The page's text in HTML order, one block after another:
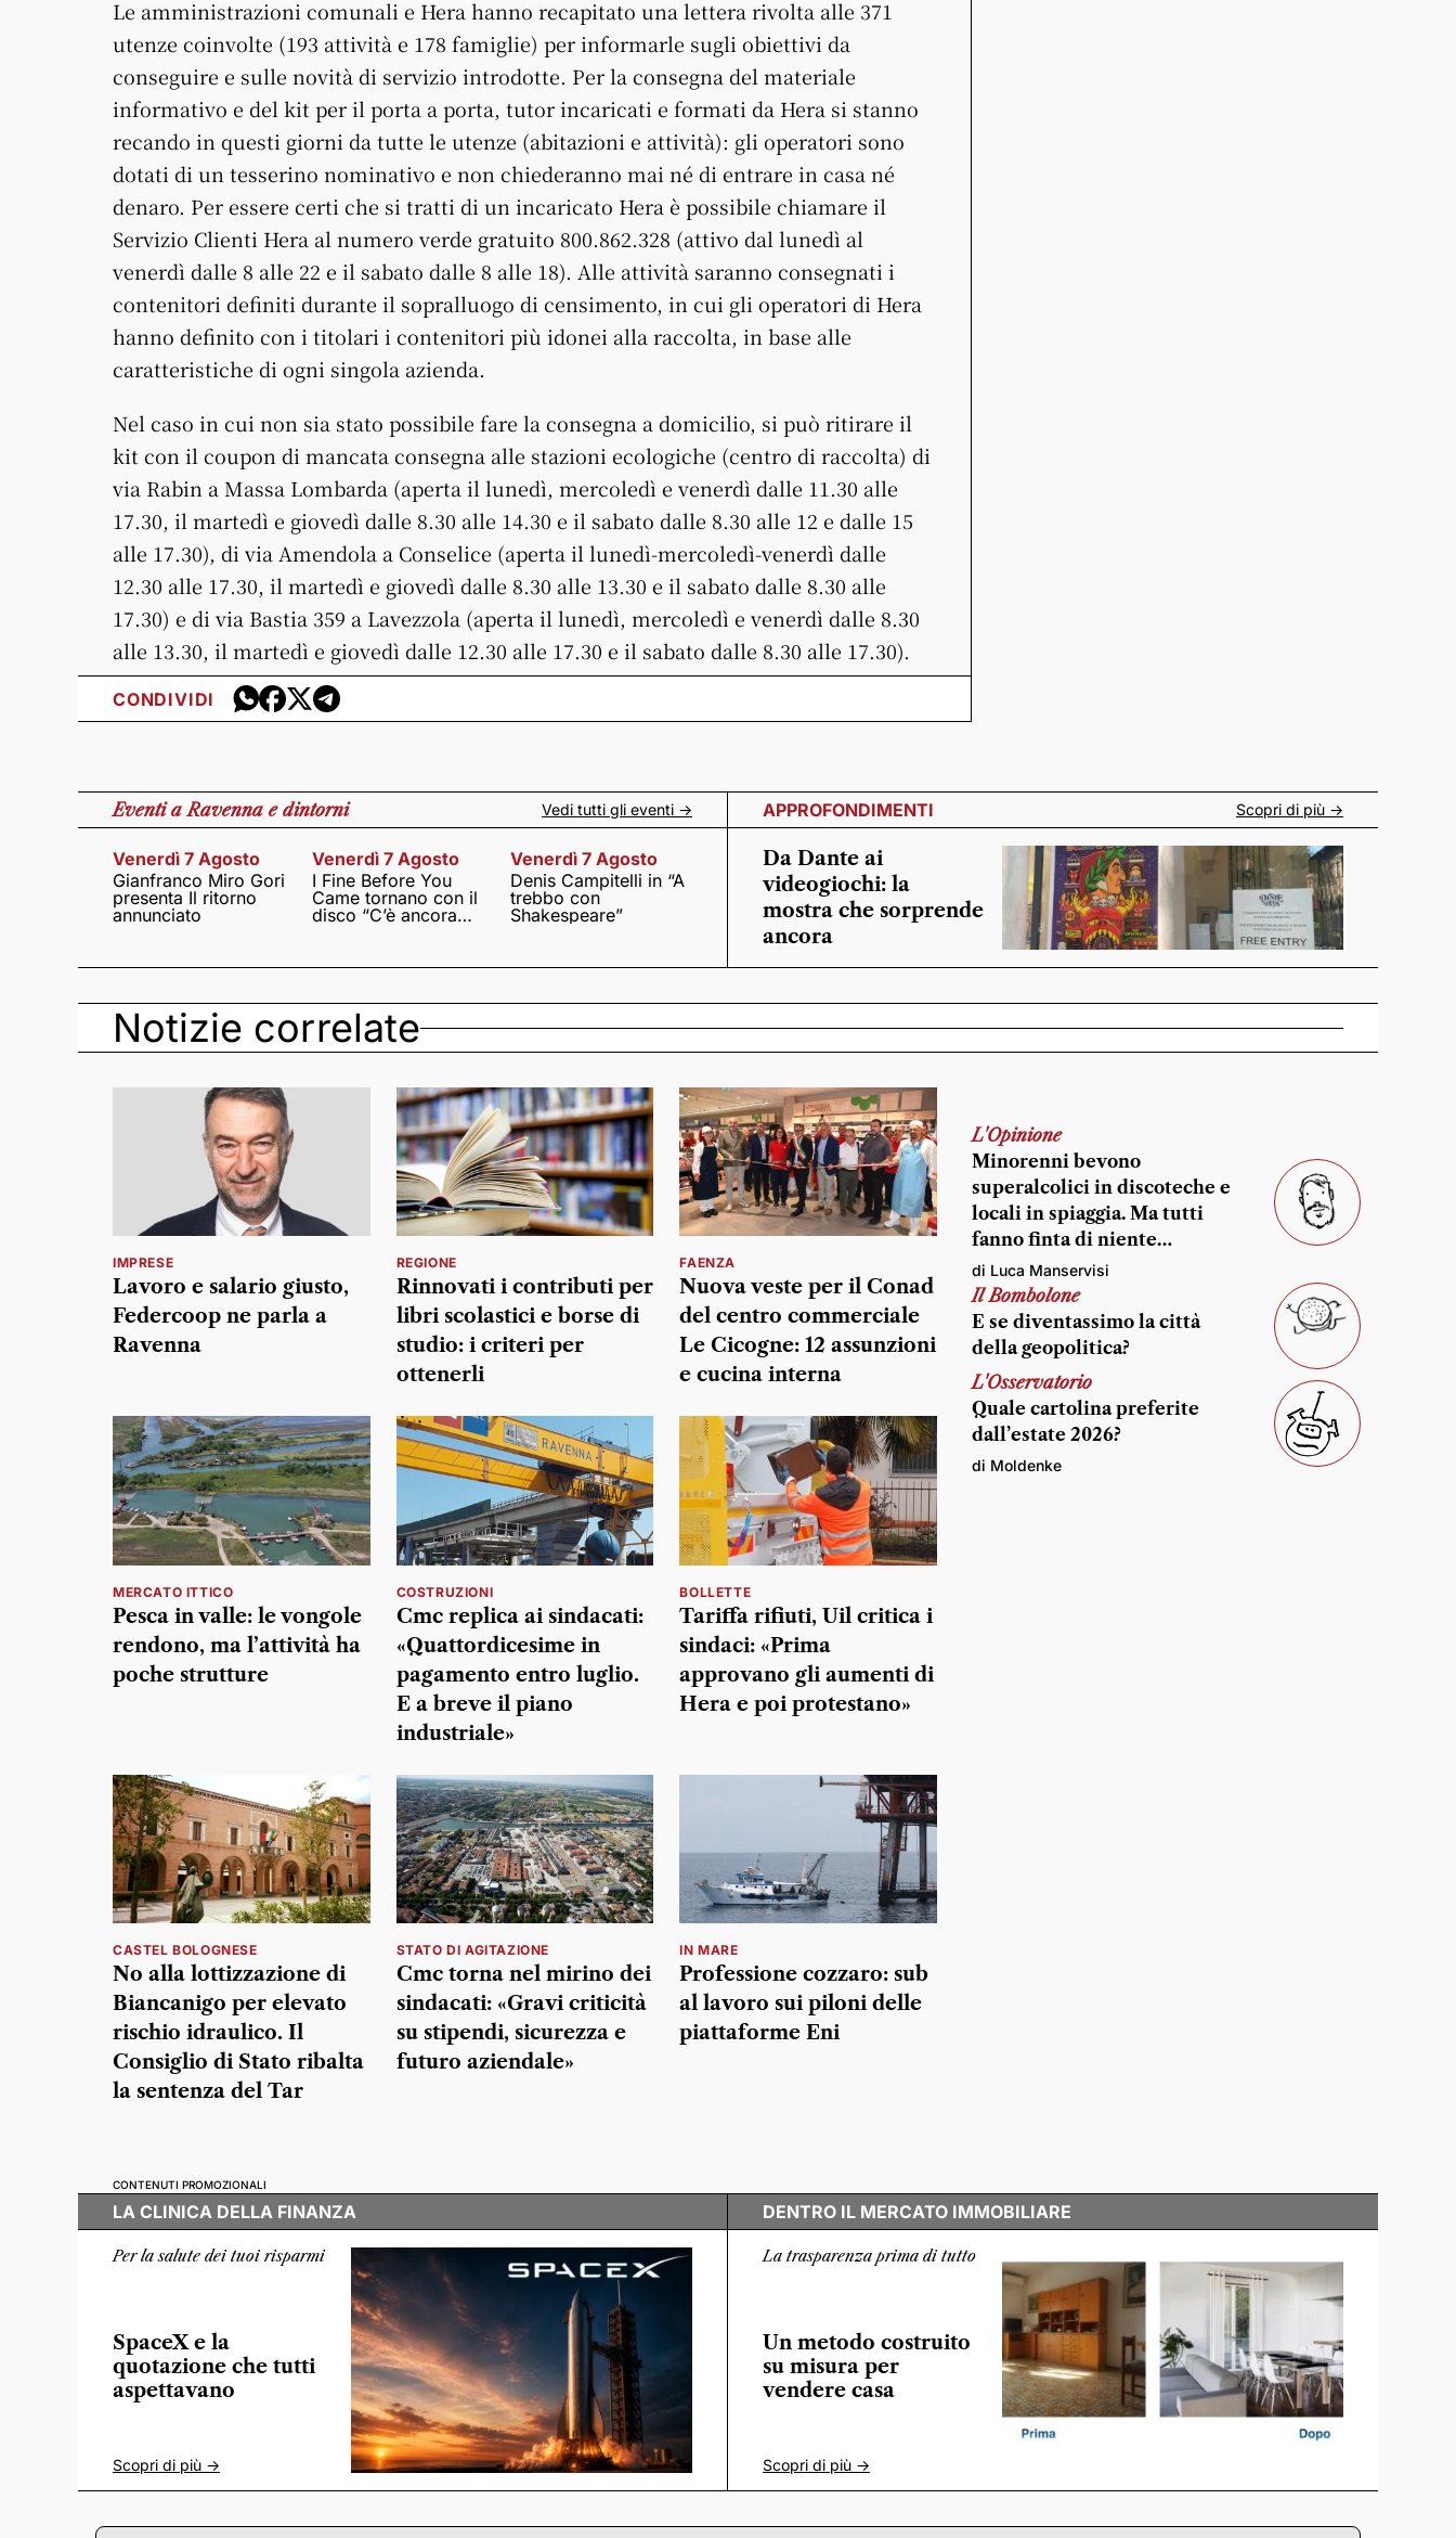
Le amministrazioni comunali e Hera hanno recapitato una lettera rivolta alle 371
utenze coinvolte (193 attività e 178 famiglie) per informarle sugli obiettivi da
conseguire e sulle novità di servizio introdotte. Per la consegna del materiale
informativo e del kit per il porta a porta, tutor incaricati e formati da Hera si stanno
recando in questi giorni da tutte le utenze (abitazioni e attività): gli operatori sono
dotati di un tesserino nominativo e non chiederanno mai né di entrare in casa né
denaro. Per essere certi che si tratti di un incaricato Hera è possibile chiamare il
Servizio Clienti Hera al numero verde gratuito 800.862.328 (attivo dal lunedì al
venerdì dalle 8 alle 22 e il sabato dalle 8 alle 18). Alle attività saranno consegnati i
contenitori definiti durante il sopralluogo di censimento, in cui gli operatori di Hera
hanno definito con i titolari i contenitori più idonei alla raccolta, in base alle
caratteristiche di ogni singola azienda.
Nel caso in cui non sia stato possibile fare la consegna a domicilio, si può ritirare il
kit con il coupon di mancata consegna alle stazioni ecologiche (centro di raccolta) di
via Rabin a Massa Lombarda (aperta il lunedì, mercoledì e venerdì dalle 11.30 alle
17.30, il martedì e giovedì dalle 8.30 alle 14.30 e il sabato dalle 8.30 alle 12 e dalle 15
alle 17.30), di via Amendola a Conselice (aperta il lunedì-mercoledì-venerdì dalle
12.30 alle 17.30, il martedì e giovedì dalle 8.30 alle 13.30 e il sabato dalle 8.30 alle
17.30) e di via Bastia 359 a Lavezzola (aperta il lunedì, mercoledì e venerdì dalle 8.30
alle 13.30, il martedì e giovedì dalle 12.30 alle 17.30 e il sabato dalle 8.30 alle 17.30).
CONDIVIDI
Eventia Ravenna e dintorni Vedi tutti gli eventi ->
Venerdì 7 Agosto
Gianfranco Miro Gori
presenta Il ritorno
annunciato
Venerdì 7 Agosto
I Fine Before You
Came tornano con il
disco “C’è ancora
Venerdì 7 Agosto
Denis Campitelli in “A
trebbo con
Shakespeare”
APPROFONDIMENTI Scopri di più ->
Da Dante ai
videogiochi: la
mostra che sorprende
ancora
Notizie correlate
IMPRESE
Lavoro e salario giusto,
Federcoop ne parla a
Ravenna
REGIONE
Rinnovati i contributi per
libri scolastici e borse di
studio: i criteri per
ottenerli
FAENZA
Nuova veste per il Conad
del centro commerciale
Le Cicogne: 12 assunzioni
e cucina interna
MERCATO ITTICO
Pesca in valle: le vongole
rendono, ma l’attività ha
poche strutture
COSTRUZIONI
Cmc replica ai sindacati:
«Quattordicesime in
pagamento entro luglio.
E a breve il piano
industriale»
BOLLETTE
Tariffa rifiuti, Uil critica i
sindaci: «Prima
approvano gli aumenti di
Hera e poi protestano»
CASTEL BOLOGNESE
No alla lottizzazione di
Biancanigo per elevato
rischio idraulico. Il
Consiglio di Stato ribalta
la sentenza del Tar
STATO DI AGITAZIONE
Cmc torna nel mirino dei
sindacati: «Gravi criticità
su stipendi, sicurezza e
futuro aziendale»
IN MARE
Professione cozzaro: sub
al lavoro sui piloni delle
piattaforme Eni
L'Opinione
Minorenni bevono
superalcolici in discoteche e
locali in spiaggia. Ma tutti
fanno finta di niente…
di Luca Manservisi
Il Bombolone
E se diventassimo la città
della geopolitica?
L'Osservatorio
Quale cartolina preferite
dall’estate 2026?
di Moldenke
CONTENUTI PROMOZIONALI
LA CLINICA DELLA FINANZA
Per la salute dei tuoi risparmi
SpaceX e la
quotazione che tutti
aspettavano
Scopri di più ->
DENTRO IL MERCATO IMMOBILIARE
La trasparenza prima di tutto
Un metodo costruito
su misura per
vendere casa
Scopri di più ->